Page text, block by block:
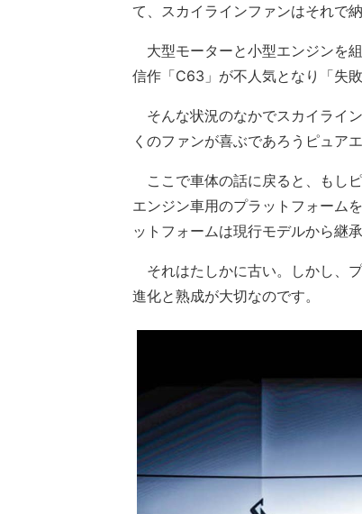
て、スカイラインファンはそれで
大型モーターと小型エンジンを
信作「C63」が不人気となり「失
そんな状況のなかでスカイライ
くのファンが喜ぶであろうピュア
ここで車体の話に戻ると、もし
エンジン車用のプラットフォーム
ットフォームは現行モデルから継
それはたしかに古い。しかし、
進化と熟成が大切なのです。